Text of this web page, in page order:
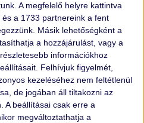
A megfelelő helyre kattintva
a 1733 partnereink a fent
Másik lehetőségként a
a hozzájárulást, vagy a
információkhoz
Felhívjuk figyelmét,
kezeléséhez nem feltétlenül
de jogában áll tiltakozni az
A beállításai csak erre a
megváltoztathatja a
a holland módszer